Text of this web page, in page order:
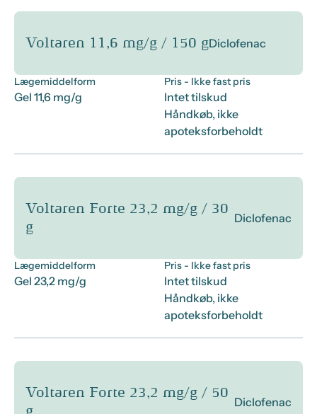
Voltaren 11,6 mg/g / 150 gDiclofenac
Lægemiddelform
Gel 11,6 mg/g
Pris - Ikke fast pris
Intet tilskud
Håndkøb, ikke
apoteksforbeholdt
Voltaren Forte 23,2 mg/g / 30
g
Diclofenac
Lægemiddelform
Gel 23,2 mg/g
Pris - Ikke fast pris
Intet tilskud
Håndkøb, ikke
apoteksforbeholdt
Voltaren Forte 23,2 mg/g / 50
g
Diclofenac